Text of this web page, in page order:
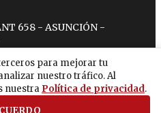
para mejorar tu
nuestro tráfico. Al
nuestra Política de privacidad.
658 - ASUNCIÓN -
youtubespotify